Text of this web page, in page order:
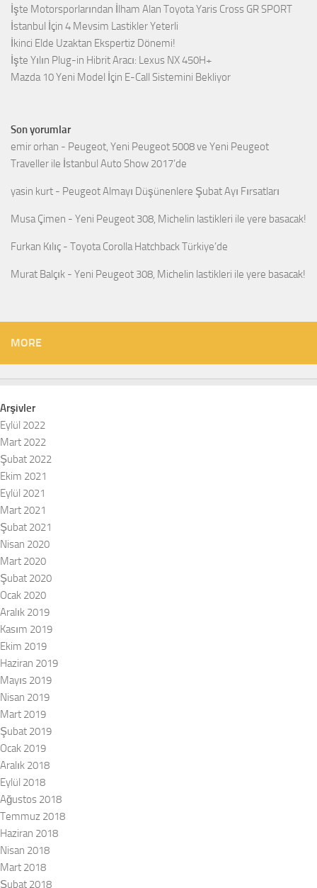
İşte Motorsporlarından İlham Alan Toyota Yaris Cross GR SPORT
İstanbul İçin 4 Mevsim Lastikler Yeterli
İkinci Elde Uzaktan Ekspertiz Dönemi!
İşte Yılın Plug-in Hibrit Aracı: Lexus NX 450H+
Mazda 10 Yeni Model İçin E-Call Sistemini Bekliyor
Son yorumlar
emir orhan - Peugeot, Yeni Peugeot 5008 ve Yeni Peugeot
Traveller ile İstanbul Auto Show 2017’de
yasin kurt - Peugeot Almayı Düşünenlere Şubat Ayı Fırsatları
Musa Çimen - Yeni Peugeot 308, Michelin lastikleri ile yere basacak!
Furkan Kılıç - Toyota Corolla Hatchback Türkiye’de
Murat Balçık - Yeni Peugeot 308, Michelin lastikleri ile yere basacak!
MORE
Arşivler
Eylül 2022
Mart 2022
Şubat 2022
Ekim 2021
Eylül 2021
Mart 2021
Şubat 2021
Nisan 2020
Mart 2020
Şubat 2020
Ocak 2020
Aralık 2019
Kasım 2019
Ekim 2019
Haziran 2019
Mayıs 2019
Nisan 2019
Mart 2019
Şubat 2019
Ocak 2019
Aralık 2018
Eylül 2018
Ağustos 2018
Temmuz 2018
Haziran 2018
Nisan 2018
Mart 2018
Şubat 2018